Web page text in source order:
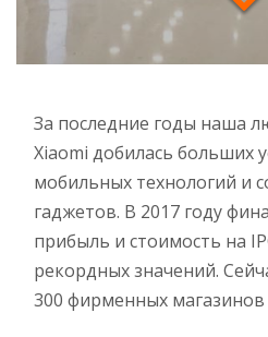
За последние годы наша
Xiaomi добилась больших
мобильных технологий и
гаджетов. В 2017 году
прибыль и стоимость на
рекордных значений.
300 фирменных магазинов